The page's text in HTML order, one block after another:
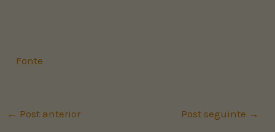
Fonte
← Post anterior Post seguinte →